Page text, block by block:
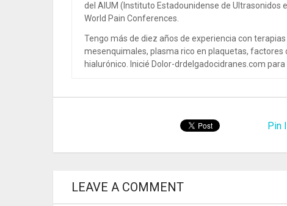
del AIUM (Instituto Estadounidense de Ultrasonidos
World Pain Conferences.
Tengo más de diez años de experiencia con
mesenquimales, plasma rico en plaquetas,
hialurónico. Inicié Dolor-drdelgadocidranes.com
Pin
LEAVE A COMMENT